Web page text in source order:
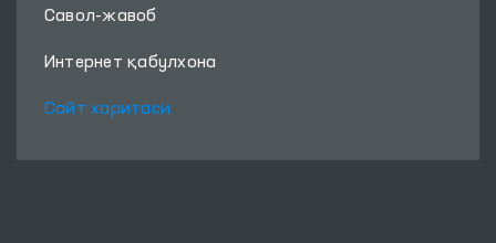
Савол-жавоб
Интернет қабулхона
Сайт харитаси